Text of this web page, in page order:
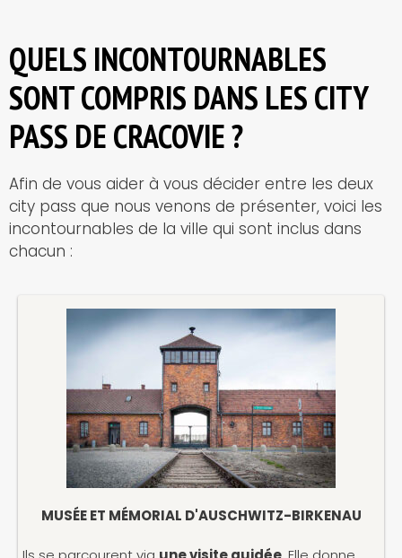
QUELS INCONTOURNABLES
SONT COMPRIS DANS LES CITY
PASS DE CRACOVIE ?
Afin de vous aider à vous décider entre les deux
city pass que nous venons de présenter, voici les
incontournables de la ville qui sont inclus dans
chacun :
MUSÉE ET MÉMORIAL D'AUSCHWITZ-BIRKENAU